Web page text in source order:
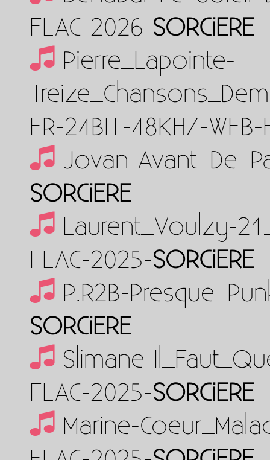
FLAC-2026-SORCiERE
Pierre_Lapointe-
FR-24BIT-48KHZ-
Jovan-
SORCiERE
Laurent_Voulzy-
FLAC-2025-SORCiERE
P.R2B-
SORCiERE
Slimane-
FLAC-2025-SORCiERE
Marine-